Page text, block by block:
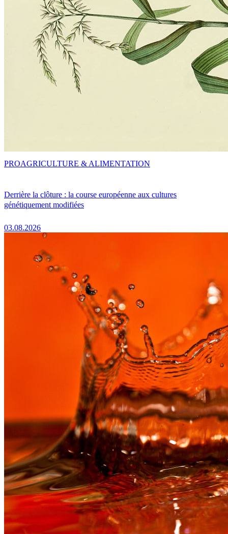
Derrière la clôture : la course européenne aux cultures
génétiquement modifiées
03.08.2026
PROAGRICULTURE & ALIMENTATION